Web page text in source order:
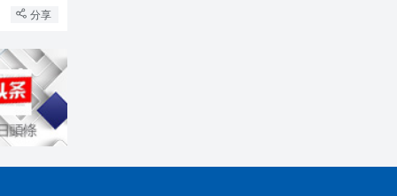
分享